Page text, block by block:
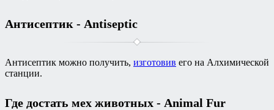
Антисептик - Antiseptic
Антисептик можно получить, изготовив его на Алхимической
станции.
Где достать мех животных - Animal Fur